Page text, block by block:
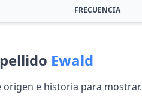
FRECUENCIA
Ewald
e historia para mostrar.